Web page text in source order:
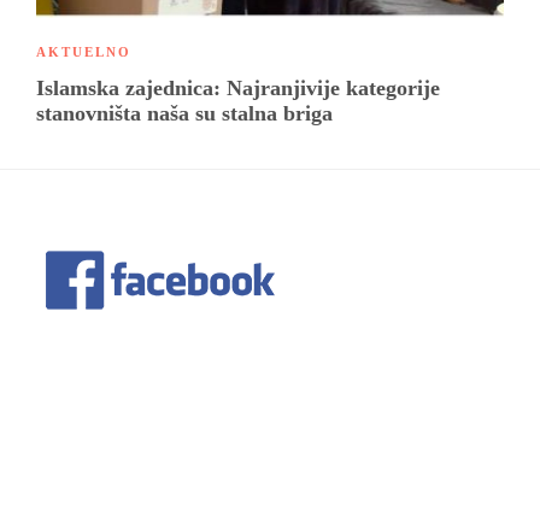
AKTUELNO
Islamska zajednica: Najranjivije kategorije
stanovništa naša su stalna briga